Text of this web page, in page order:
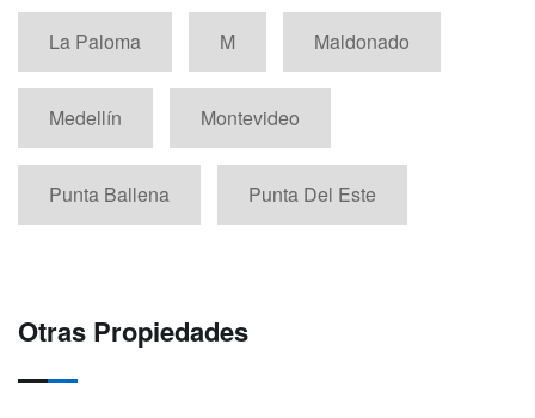
La Paloma M Maldonado
Medellín Montevideo
Punta Ballena Punta Del Este
Otras Propiedades